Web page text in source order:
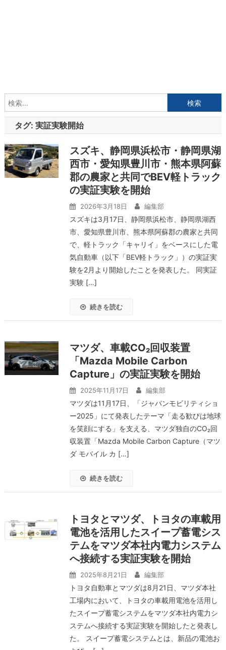
索:
タグ: 実証実験開始
スズキ、静岡県浜松市・静岡県湖
西市・愛知県豊川市・熊本県阿蘇
郡の農家と共同でBEV軽トラック
の実証実験を開始
2026年3月18日 編集部
スズキは3月17日、静岡県浜松市、静岡県湖西
市、愛知県豊川市、熊本県阿蘇郡の農家と共同
で、軽トラック「キャリイ」をベースにした電
気自動車（以下「BEV軽トラック」）の実証実
験を2月より開始したことを発表した。 同実証
実験 […]
続きを読む
マツダ、車載CO₂回収装置
「Mazda Mobile Carbon
Capture」の実証実験を開始
2025年11月17日 編集部
マツダは11月17日、「ジャパンモビリティショ
ー2025」にて発表したテーマ「走る歓びは地球
を笑顔にする」を支える、マツダ独自のCO₂回
収装置「Mazda Mobile Carbon Capture（マツ
ダ モバイル カ […]
続きを読む
トヨタとマツダ、トヨタの車載用
電池を活用したスイープ蓄電シス
テムをマツダ本社内電力システム
へ接続する実証実験を開始
2025年8月21日 編集部
トヨタ自動車とマツダは8月21日、マツダ本社
工場内において、トヨタの車載用電池を活用し
たスイープ蓄電システムをマツダ本社内電力シ
ステムへ接続する実証実験を開始したと発表し
た。 スイープ蓄電システムとは、新品の電池お